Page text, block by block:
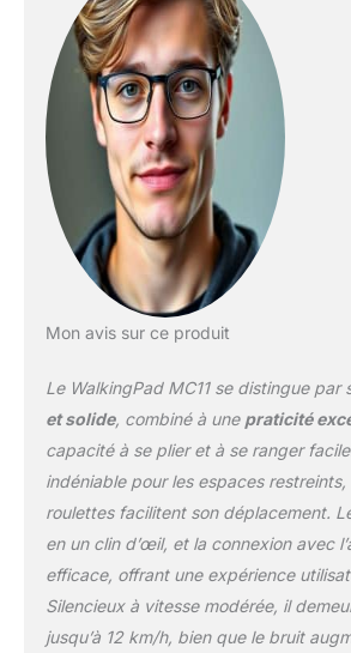
restreints, il
position
glisse sous
et les lits
d'espace
gagner
d'espace de
par rapport
course
tapis de
MC11
stabilité.
renforcé la
moteur tout
au minimum
sonores,
ainsi qu'il
voisins du
Mon avis sur ce produit
Le WalkingPad MC11 se distingue par
et solide, combiné à une praticité
capacité à se plier et à se ranger
indéniable pour les espaces
roulettes facilitent son déplacement.
en un clin d’œil, et la connexion avec
efficace, offrant une expérience
Silencieux à vitesse modérée, il
jusqu’à 12 km/h, bien que le bruit